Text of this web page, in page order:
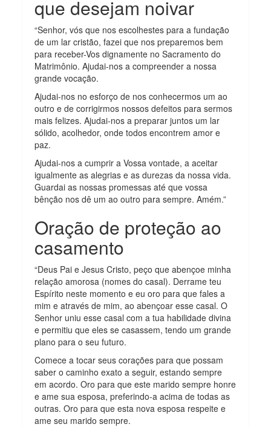
que desejam noivar
“Senhor, vós que nos escolhestes para a fundação
de um lar cristão, fazei que nos preparemos bem
para receber-Vos dignamente no Sacramento do
Matrimônio. Ajudai-nos a compreender a nossa
grande vocação.
Ajudai-nos no esforço de nos conhecermos um ao
outro e de corrigirmos nossos defeitos para sermos
mais felizes. Ajudai-nos a preparar juntos um lar
sólido, acolhedor, onde todos encontrem amor e
paz.
Ajudai-nos a cumprir a Vossa vontade, a aceitar
igualmente as alegrias e as durezas da nossa vida.
Guardai as nossas promessas até que vossa
bênção nos dê um ao outro para sempre. Amém.”
Oração de proteção ao
casamento
“Deus Pai e Jesus Cristo, peço que abençoe minha
relação amorosa (nomes do casal). Derrame teu
Espírito neste momento e eu oro para que fales a
mim e através de mim, ao abençoar esse casal. O
Senhor uniu esse casal com a tua habilidade divina
e permitiu que eles se casassem, tendo um grande
plano para o seu futuro.
Comece a tocar seus corações para que possam
saber o caminho exato a seguir, estando sempre
em acordo. Oro para que este marido sempre honre
e ame sua esposa, preferindo-a acima de todas as
outras. Oro para que esta nova esposa respeite e
ame seu marido sempre.